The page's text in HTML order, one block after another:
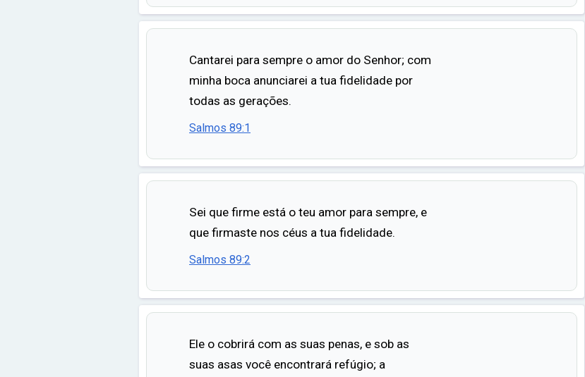
Cantarei para sempre o amor do Senhor; com
minha boca anunciarei a tua fidelidade por
todas as gerações.
Salmos 89:1
Sei que firme está o teu amor para sempre, e
que firmaste nos céus a tua fidelidade.
Salmos 89:2
Ele o cobrirá com as suas penas, e sob as
suas asas você encontrará refúgio; a